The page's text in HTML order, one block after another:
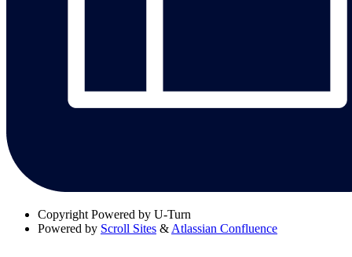
Copyright Powered by U-Turn
Powered by Scroll Sites & Atlassian Confluence